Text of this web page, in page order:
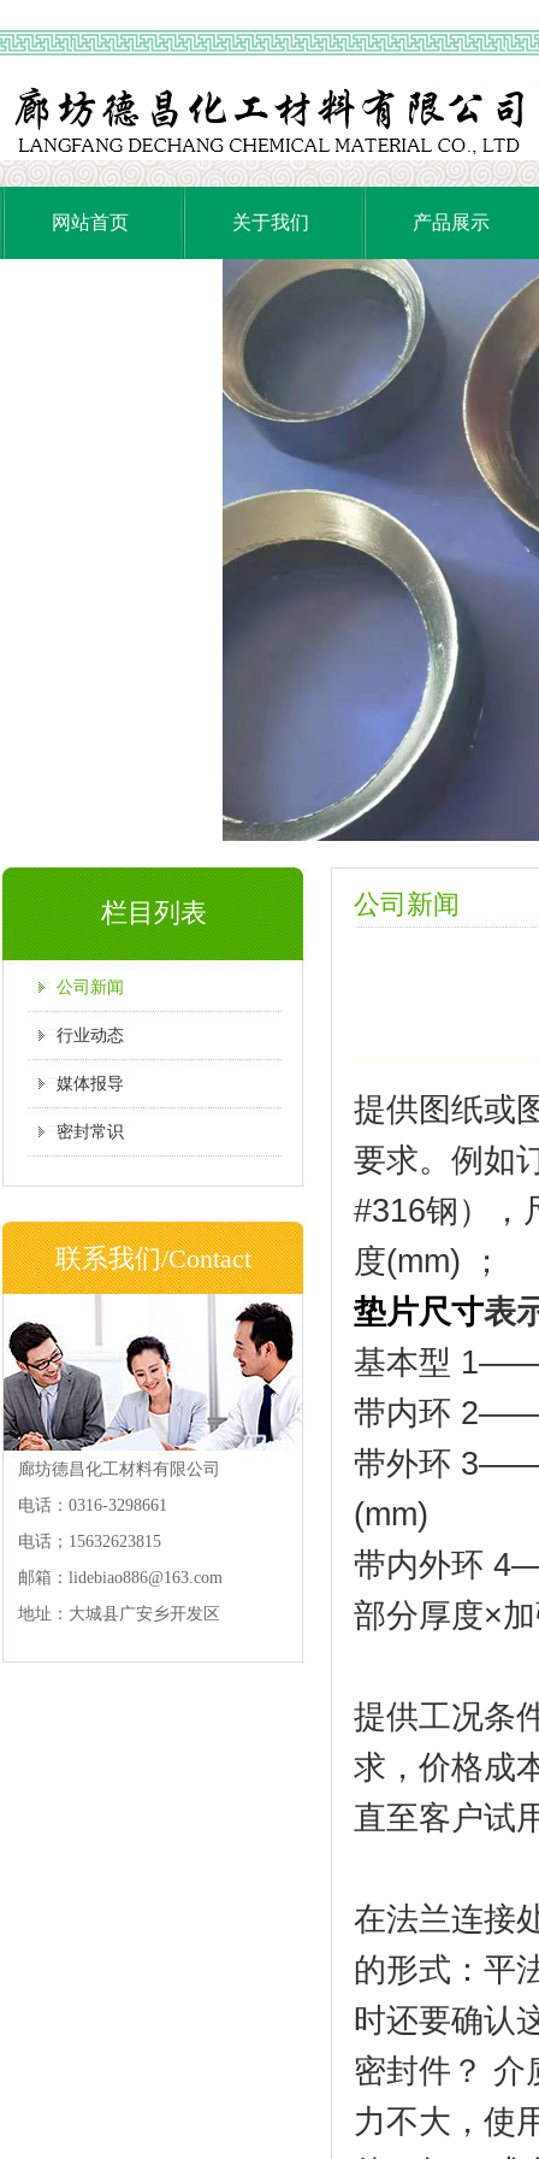
网站首页 关于我们 产品展示
栏目列表
公司新闻
行业动态
媒体报导
密封常识
联系我们/Contact
廊坊德昌化工材料有限公司
电话：0316-3298661
电话；15632623815
邮箱：lidebiao886@163.com
地址：大城县广安乡开发区
公司新闻
提供图纸或
要求。例如
#316钢），
度(mm) ；
垫片尺寸表
基本型 1——
带内环 2——
带外环 3——
(mm)
带内外环
部分厚度×
提供工况条
求，价格成
直至客户试
在法兰连接
的形式：平
时还要确认
密封件？ 介
力不大，使